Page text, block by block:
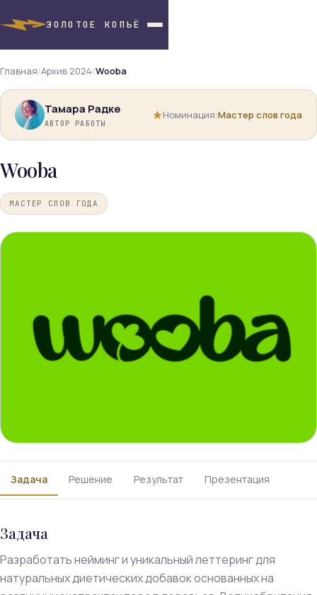
ЗОЛОТОЕ КОПЬЁ
Главная/Архив 2024/Wooba
Тамара Радке
АВТОР РАБОТЫ
Номинация:Мастер слов года
Wooba
МАСТЕР СЛОВ ГОДА
Задача Решение Результат Презентация
Задача
Разработать нейминг и уникальный леттеринг для
натуральных диетических добавок основанных на